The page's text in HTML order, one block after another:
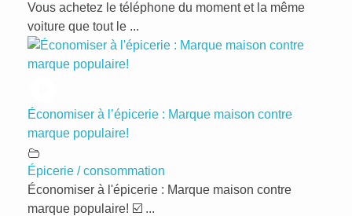
Vous achetez le téléphone du moment et la même
voiture que tout le ...
Économiser à l’épicerie : Marque maison contre
marque populaire!
Épicerie / consommation
Économiser à l'épicerie : Marque maison contre
marque populaire! ☑️ ...